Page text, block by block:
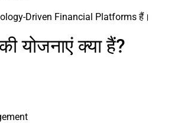
Driven Financial Platforms हैं।
योजनाएं क्या हैं?